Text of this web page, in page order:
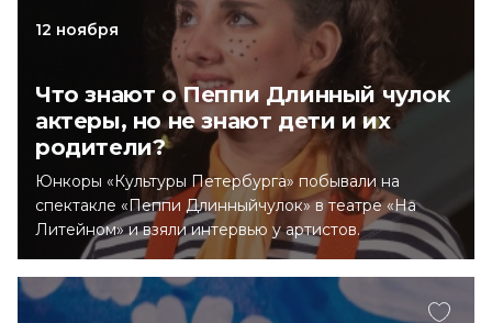
12 ноября
Что знают о Пеппи Длинный чулок
актеры, но не знают дети и их
родители?
Юнкоры «Культуры Петербурга» побывали на
спектакле «Пеппи Длинныйчулок» в театре «На
Литейном» и взяли интервью у артистов.